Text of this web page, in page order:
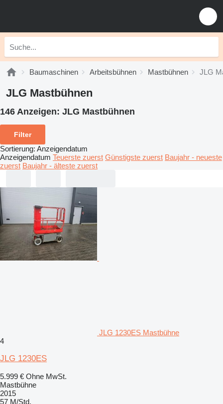
Baumaschinen Arbeitsbühnen Mastbühnen JLG
JLG Mastbühnen
146 Anzeigen: JLG Mastbühnen
Filter
Sortierung: Anzeigendatum
Anzeigendatum Teuerste zuerst Günstigste zuerst Baujahr - neueste
zuerst Baujahr - älteste zuerst
JLG 1230ES Mastbühne
4
JLG 1230ES
5.999 € Ohne MwSt.
Mastbühne
2015
57 M/Std.